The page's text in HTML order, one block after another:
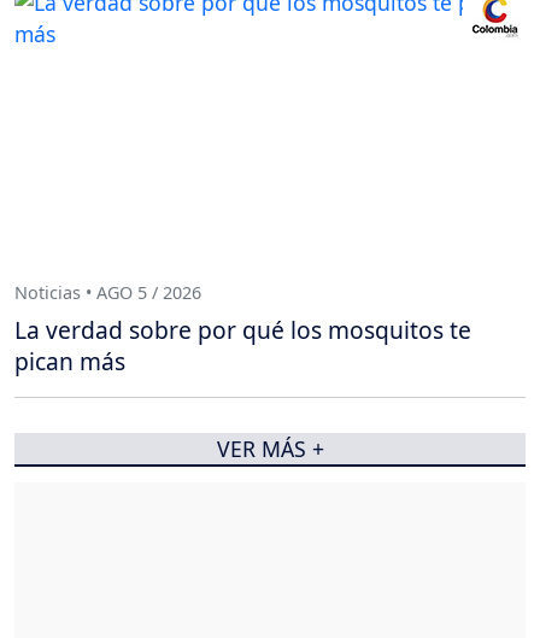
Noticias • AGO 5 / 2026
La verdad sobre por qué los mosquitos te
pican más
VER MÁS +